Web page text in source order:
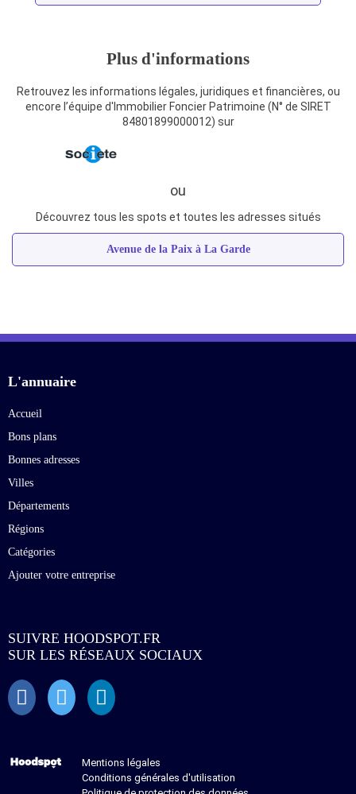
Plus d'informations
Retrouvez les informations légales, juridiques et financières, ou
encore l’équipe d'Immobilier Foncier Patrimoine (N° de SIRET
84801899000012) sur
ou
Découvrez tous les spots et toutes les adresses situés
Avenue de la Paix à La Garde
L'annuaire
Accueil
Bons plans
Bonnes adresses
Villes
Départements
Régions
Catégories
Ajouter votre entreprise
SUIVRE HOODSPOT.FR
SUR LES RÉSEAUX SOCIAUX
Mentions légales
Conditions générales d'utilisation